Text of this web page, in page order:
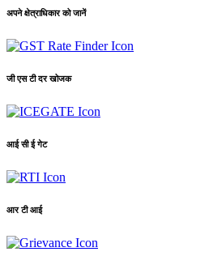
अपने क्षेत्राधिकार को जानें
जी एस टी दर खोजक
आई सी ई गेट
आर टी आई